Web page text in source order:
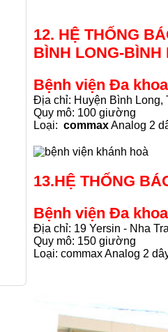
12. HỆ THỐNG
BÌNH LONG-BÌNH
Bệnh viện Đa
Địa chỉ: Huyện Bình Long,
Quy mô: 100 giường
Loại: commaxAnalog 2
13.HỆ THỐNG
Bệnh viện Đa
Địa chỉ: 19 Yersin - Nha
Quy mô: 150 giường
Loại: commax Analog 2